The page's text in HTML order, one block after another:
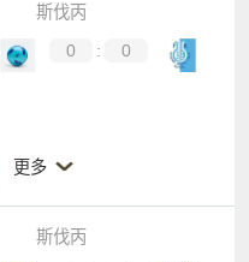
斯伐丙
0 :
0
更多
斯伐丙